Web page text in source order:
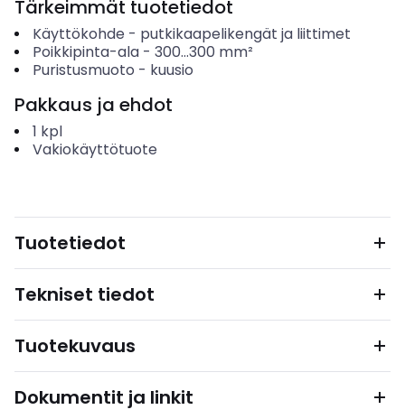
Tärkeimmät tuotetiedot
Käyttökohde - putkikaapelikengät ja liittimet
Poikkipinta-ala- 300...300 mm²
Puristusmuoto - kuusio
Pakkaus ja ehdot
1 kpl
Vakiokäyttötuote
Tuotetiedot
Tekniset tiedot
Tuotekuvaus
Dokumentit ja linkit